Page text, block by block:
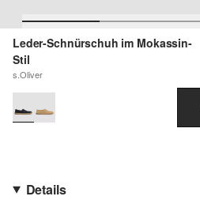
Leder-Schnürschuh im Mokassin-
Stil
s.Oliver
Details